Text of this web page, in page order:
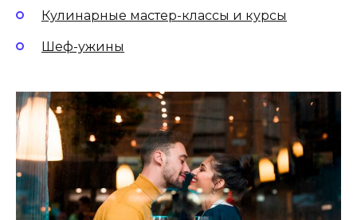
Кулинарные мастер-классы и курсы
Шеф-ужины